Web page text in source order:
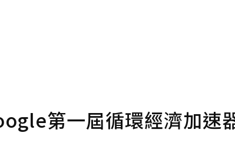
第一屆循環經濟加速